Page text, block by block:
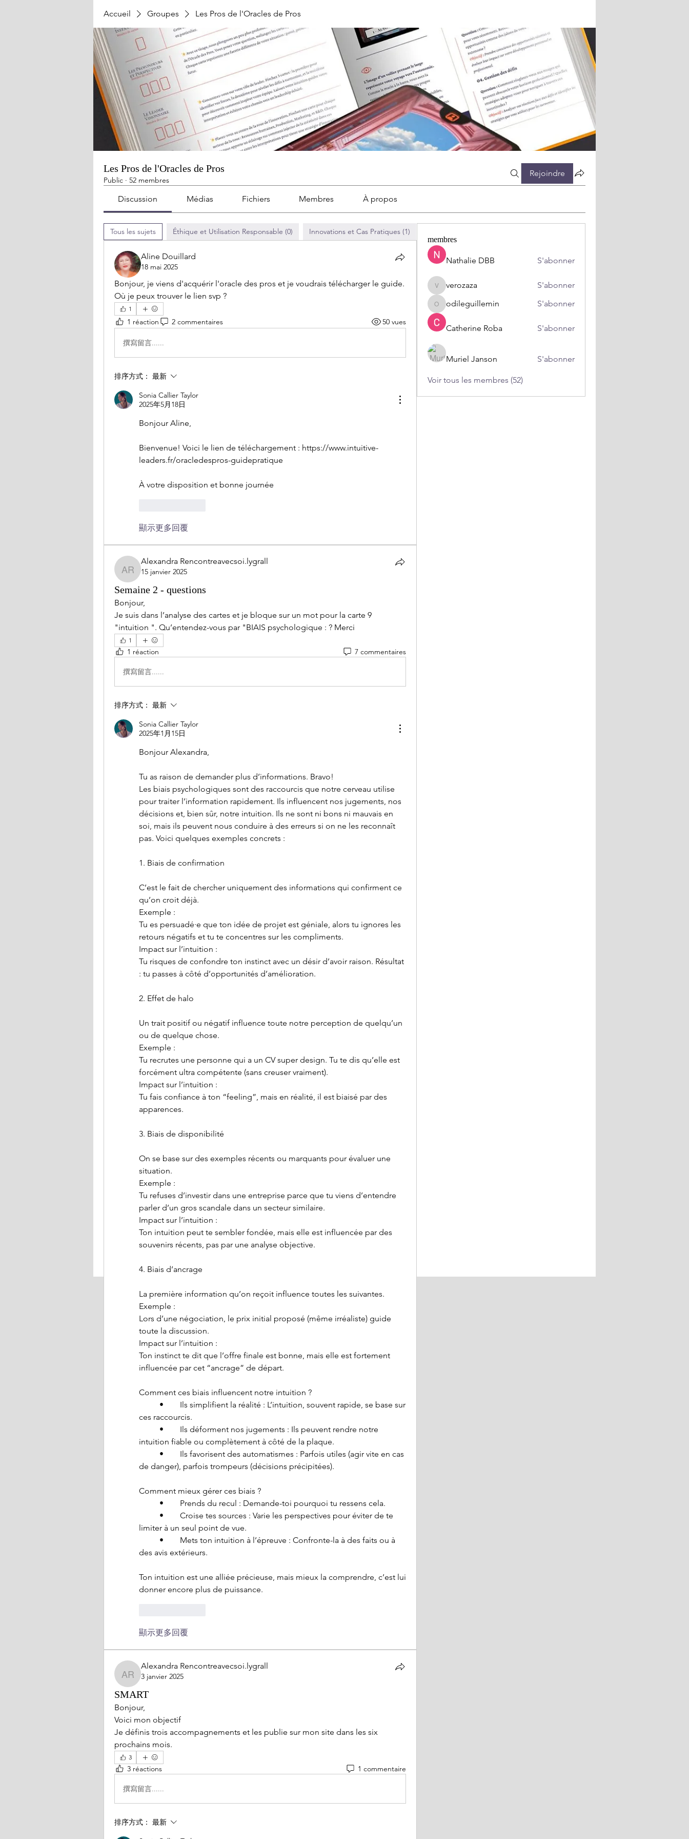
Accueil Groupes Les Pros de l'Oracles de Pros
Les Pros de l'Oracles de Pros
Public · 52 membres
Rejoindre
Discussion Médias Fichiers Membres À propos
Tous les sujets Éthique et Utilisation Responsable (0) Innovations et Cas Pratiques (1)
Aline Douillard
18 mai 2025
Bonjour, je viens d'acquérir l'oracle des pros et je voudrais télécharger le guide.
Où je peux trouver le lien svp ?
1
1 réaction 2 commentaires 50 vues
撰寫留言......
排序方式： 最新
Sonia Callier Taylor
2025年5月18日
Bonjour Aline,
Bienvenue! Voici le lien de téléchargement : https://www.intuitive-
leaders.fr/oracledespros-guidepratique
À votre disposition et bonne journée
顯示更多回覆
Alexandra Rencontreavecsoi.lygrall
Alexandra Rencontreavecsoi.lygrall
15 janvier 2025
Semaine 2 - questions
Bonjour,
Je suis dans l’analyse des cartes et je bloque sur un mot pour la carte 9
"intuition ". Qu’entendez-vous par "BIAIS psychologique : ? Merci
1
1 réaction 7 commentaires
撰寫留言......
排序方式： 最新
Sonia Callier Taylor
2025年1月15日
Bonjour Alexandra,
Tu as raison de demander plus d’informations. Bravo!
Les biais psychologiques sont des raccourcis que notre cerveau utilise
pour traiter l’information rapidement. Ils influencent nos jugements, nos
décisions et, bien sûr, notre intuition. Ils ne sont ni bons ni mauvais en
soi, mais ils peuvent nous conduire à des erreurs si on ne les reconnaît
pas. Voici quelques exemples concrets :
1. Biais de confirmation
C’est le fait de chercher uniquement des informations qui confirment ce
qu’on croit déjà.
Exemple :
Tu es persuadé·e que ton idée de projet est géniale, alors tu ignores les
retours négatifs et tu te concentres sur les compliments.
Impact sur l’intuition :
Tu risques de confondre ton instinct avec un désir d’avoir raison. Résultat
: tu passes à côté d’opportunités d’amélioration.
2. Effet de halo
Un trait positif ou négatif influence toute notre perception de quelqu’un
ou de quelque chose.
Exemple :
Tu recrutes une personne qui a un CV super design. Tu te dis qu’elle est
forcément ultra compétente (sans creuser vraiment).
Impact sur l’intuition :
Tu fais confiance à ton “feeling”, mais en réalité, il est biaisé par des
apparences.
3. Biais de disponibilité
On se base sur des exemples récents ou marquants pour évaluer une
situation.
Exemple :
Tu refuses d’investir dans une entreprise parce que tu viens d’entendre
parler d’un gros scandale dans un secteur similaire.
Impact sur l’intuition :
Ton intuition peut te sembler fondée, mais elle est influencée par des
souvenirs récents, pas par une analyse objective.
4. Biais d’ancrage
La première information qu’on reçoit influence toutes les suivantes.
Exemple :
Lors d’une négociation, le prix initial proposé (même irréaliste) guide
toute la discussion.
Impact sur l’intuition :
Ton instinct te dit que l’offre finale est bonne, mais elle est fortement
influencée par cet “ancrage” de départ.
Comment ces biais influencent notre intuition ?
ces raccourcis.
intuition fiable ou complètement à côté de la plaque.
de danger), parfois trompeurs (décisions précipitées).
Comment mieux gérer ces biais ?
	•	Prends du recul : Demande-toi pourquoi tu ressens cela.
limiter à un seul point de vue.
des avis extérieurs.
Ton intuition est une alliée précieuse, mais mieux la comprendre, c’est lui
donner encore plus de puissance.
顯示更多回覆
Alexandra Rencontreavecsoi.lygrall
Alexandra Rencontreavecsoi.lygrall
3 janvier 2025
SMART
Bonjour,
Voici mon objectif
Je définis trois accompagnements et les publie sur mon site dans les six
prochains mois.
3
3 réactions 1 commentaire
撰寫留言......
排序方式： 最新
membres
Nathalie DBB S'abonner
verozaza
verozaza S'abonner
odileguillemin
odileguillemin S'abonner
Catherine Roba S'abonner
Muriel Janson S'abonner
Voir tous les membres (52)